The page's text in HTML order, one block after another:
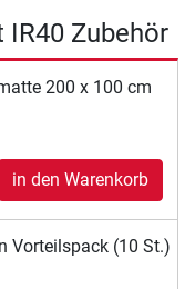
IR40 Zubehör
200 x 100 cm
in den Warenkorb
Vorteilspack (10 St.)